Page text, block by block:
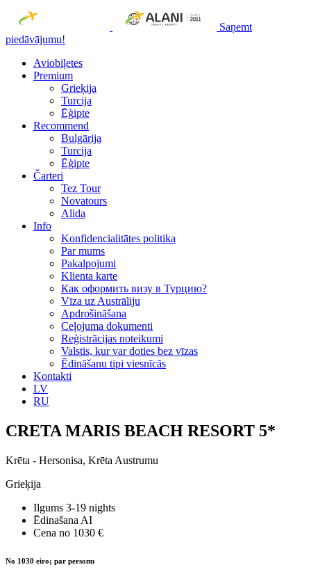
Saņemt
piedāvājumu!
Aviobiļetes
Premium
Grieķija
Turcija
Ēģipte
Recommend
Bulgārija
Turcija
Ēģipte
Čarteri
Tez Tour
Novatours
Alida
Info
Konfidencialitātes politika
Par mums
Рakalpojumi
Klienta karte
Как оформить визу в Турцию?
Vīza uz Austrāliju
Apdrošināšana
Ceļojuma dokumenti
Reģistrācijas noteikumi
Valstis, kur var doties bez vīzas
Ēdināšanu tipi viesnīcās
Kontakti
LV
RU
CRETA MARIS BEACH RESORT 5*
Krēta - Hersonisa, Krēta Austrumu
Grieķija
Ilgums 3-19 nights
Ēdinašana AI
Cena no 1030 €
No 1030 eiro; par personu